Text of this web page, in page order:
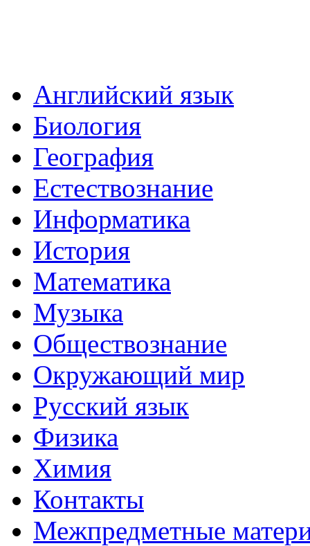
Английский язык
Биология
География
Естествознание
Информатика
История
Математика
Музыка
Обществознание
Окружающий мир
Русский язык
Физика
Химия
Контакты
Межпредметные